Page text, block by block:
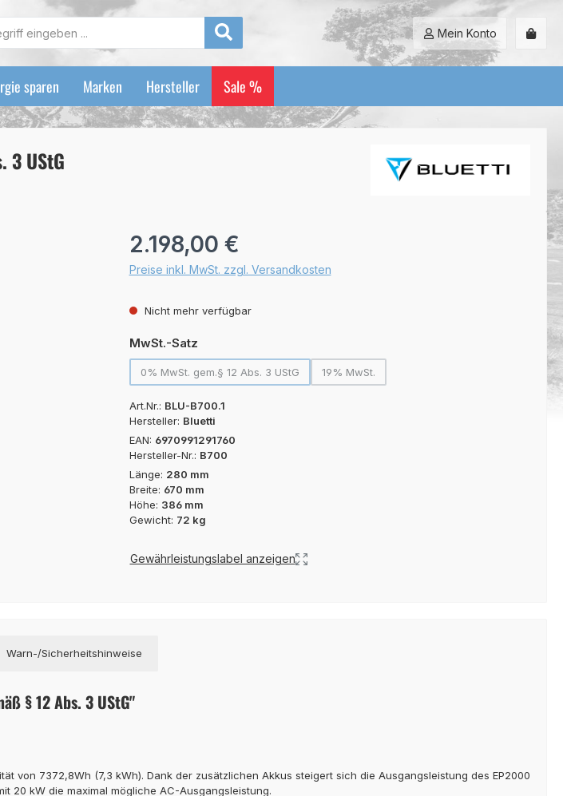
Mein Konto
sparen Marken Hersteller Sale %
3 UStG
Regulärer Preis:
2.198,00 €
Preise inkl. MwSt. zzgl. Versandkosten
Nicht mehr verfügbar
MwSt.-Satzauswählen
0% MwSt. gem.§ 12 Abs. 3 UStG
(Diese Option ist zurzeit nicht verfügbar.)
19% MwSt.
Art.Nr.: BLU-B700.1
Hersteller: Bluetti
EAN: 6970991291760
Hersteller-Nr.: B700
Länge: 280 mm
Breite: 670 mm
Höhe: 386 mm
Gewicht: 72 kg
Gewährleistungslabel anzeigen
Warn-/Sicherheitshinweise
§ 12 Abs. 3 UStG"
von 7372,8Wh (7,3 kWh). Dank der zusätzlichen Akkus steigert sich die Ausgangsleistung des EP2000
20 kW die maximal mögliche AC-Ausgangsleistung.